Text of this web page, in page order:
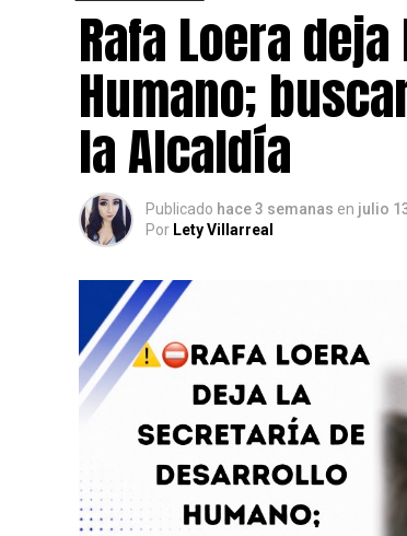
Rafa Loera
Humano;
la Alcaldía
Publicado hace 3 semanas en julio
Por Lety Villarreal